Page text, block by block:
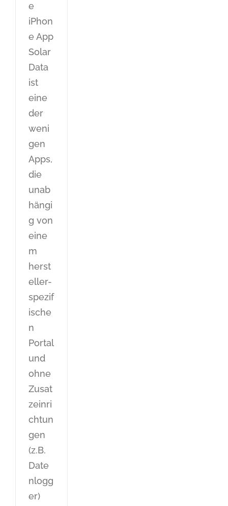
e
iPhon
e App
Solar
Data
ist
eine
der
weni
gen
Apps,
die
unab
hängi
g von
eine
m
herst
eller-
spezif
ische
n
Portal
und
ohne
Zusat
zeinri
chtun
gen
(z.B.
Date
nlogg
er)